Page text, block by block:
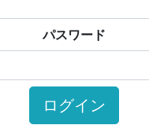
パスワード
ログイン